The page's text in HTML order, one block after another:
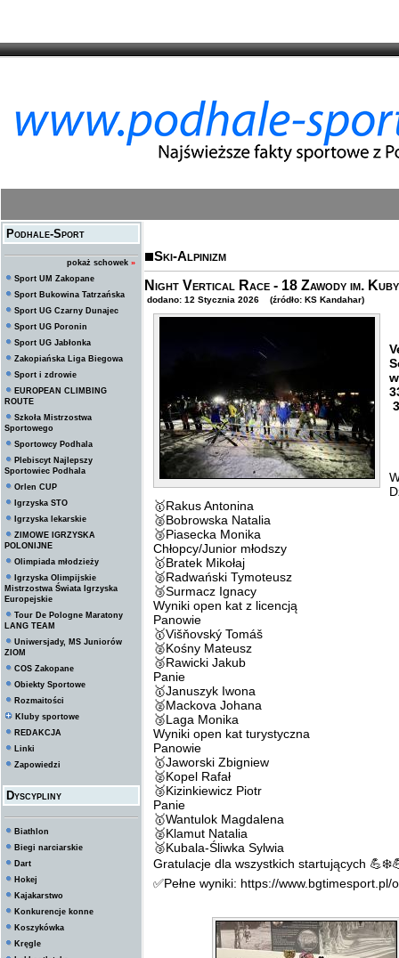
Podhale-Sport
pokaż schowek »
Sport UM Zakopane
Sport Bukowina Tatrzańska
Sport UG Czarny Dunajec
Sport UG Poronin
Sport UG Jabłonka
Zakopiańska Liga Biegowa
Sport i zdrowie
EUROPEAN CLIMBING
ROUTE
Szkoła Mistrzostwa
Sportowego
Sportowcy Podhala
Plebiscyt Najlepszy
Sportowiec Podhala
Orlen CUP
Igrzyska STO
Igrzyska lekarskie
ZIMOWE IGRZYSKA
POLONIJNE
Olimpiada młodzieży
Igrzyska Olimpijskie
Mistrzostwa Świata Igrzyska
Europejskie
Tour De Pologne Maratony
LANG TEAM
Uniwersjady, MS Juniorów
ZIOM
COS Zakopane
Obiekty Sportowe
Rozmaitości
Kluby sportowe
REDAKCJA
Linki
Zapowiedzi
Dyscypliny
Biathlon
Biegi narciarskie
Dart
Hokej
Kajakarstwo
Konkurencje konne
Koszykówka
Kręgle
Ski-Alpinizm
Night Vertical Race - 18 Zawody im.
dodano: 12 Stycznia 2026 (źródło: KS Kandahar)
🥇Rakus Antonina
🥈Bobrowska Natalia
🥉Piasecka Monika
Chłopcy/Junior młodszy
🥇Bratek Mikołaj
🥈Radwański Tymoteusz
🥉Surmacz Ignacy
Wyniki open kat z licencją
Panowie
🥇Višňovský Tomáš
🥈Kośny Mateusz
🥉Rawicki Jakub
Panie
🥇Januszyk Iwona
🥈Mackova Johana
🥉Laga Monika
Wyniki open kat turystyczna
Panowie
🥇Jaworski Zbigniew
🥈Kopel Rafał
🥉Kizinkiewicz Piotr
Panie
🥇Wantulok Magdalena
🥈Klamut Natalia
🥉Kubala-Śliwka Sylwia
Gratulacje dla wszystkich startujących
✅Pełne wyniki: https://